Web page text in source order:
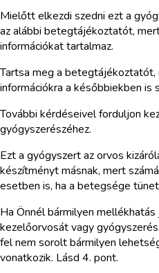
Mielőtt elkezdi szedni ezt a
az alábbi betegtájékoztatót,
információkat tartalmaz.
Tartsa meg a
információkra a későbbiekben is
További kérdéseivel forduljon
gyógyszerészéhez.
Ezt a gyógyszert az orvos
készítményt másnak, mert
esetben is, ha a betegsége
Ha Önnél bármilyen
kezelőorvosát vagy
fel nem sorolt bármilyen
vonatkozik. Lásd 4. pont.